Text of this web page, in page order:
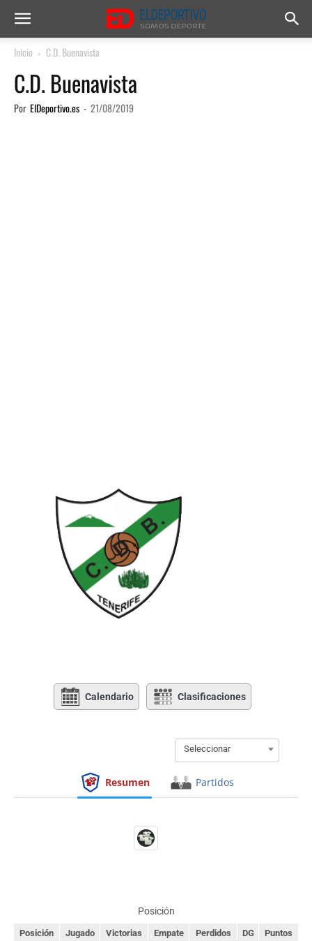
Inicio C.D. Buenavista
C.D. Buenavista
Por ElDeportivo.es - 21/08/2019
Calendario Clasificaciones
Seleccionar
Resumen Partidos
Posición
Posición Jugado Victorias Empate Perdidos DG
Puntos